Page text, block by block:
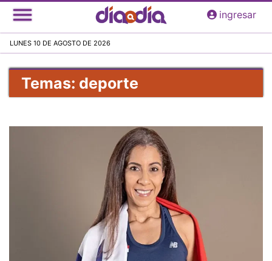
Pasar
al
principal
ingresar
LUNES 10 DE AGOSTO DE 2026
Temas: deporte